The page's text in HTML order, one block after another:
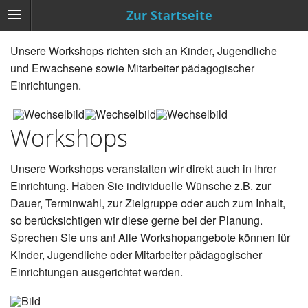
Zur Startseite
Unsere Workshops richten sich an Kinder, Jugendliche
und Erwachsene sowie Mitarbeiter pädagogischer
Einrichtungen.
Workshops
Unsere Workshops veranstalten wir direkt auch in Ihrer
Einrichtung. Haben Sie individuelle Wünsche z.B. zur
Dauer, Terminwahl, zur Zielgruppe oder auch zum Inhalt,
so berücksichtigen wir diese gerne bei der Planung.
Sprechen Sie uns an! Alle Workshopangebote können für
Kinder, Jugendliche oder Mitarbeiter pädagogischer
Einrichtungen ausgerichtet werden.